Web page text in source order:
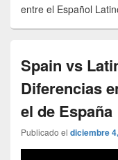
entre el Español
Spain vs
Diferencias
el de España
Publicado el diciembre